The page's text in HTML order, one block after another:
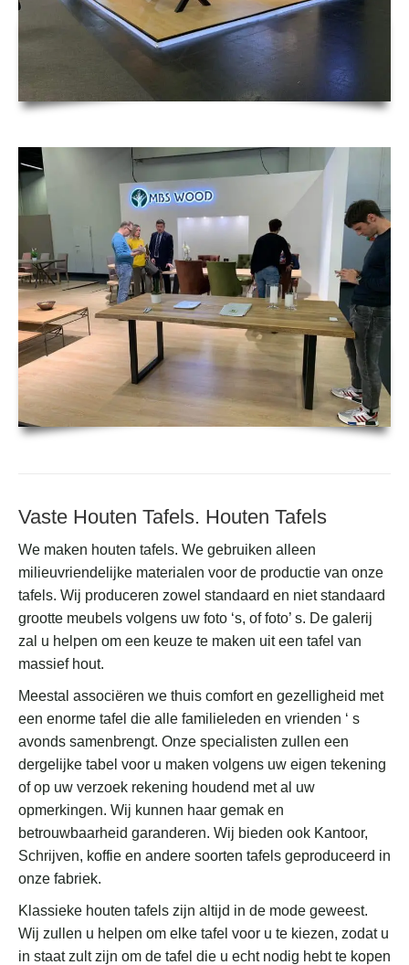
Vaste Houten Tafels. Houten Tafels
We maken houten tafels. We gebruiken alleen
milieuvriendelijke materialen voor de productie van onze
tafels. Wij produceren zowel standaard en niet standaard
grootte meubels volgens uw foto ‘s, of foto’ s. De galerij
zal u helpen om een keuze te maken uit een tafel van
massief hout.
Meestal associëren we thuis comfort en gezelligheid met
een enorme tafel die alle familieleden en vrienden ‘ s
avonds samenbrengt. Onze specialisten zullen een
dergelijke tabel voor u maken volgens uw eigen tekening
of op uw verzoek rekening houdend met al uw
opmerkingen. Wij kunnen haar gemak en
betrouwbaarheid garanderen. Wij bieden ook Kantoor,
Schrijven, koffie en andere soorten tafels geproduceerd in
onze fabriek.
Klassieke houten tafels zijn altijd in de mode geweest.
Wij zullen u helpen om elke tafel voor u te kiezen, zodat u
in staat zult zijn om de tafel die u echt nodig hebt te kopen